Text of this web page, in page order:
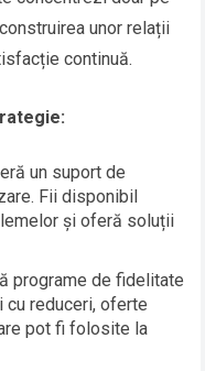
unor relații
continuă.
un suport de
Fii disponibil
și oferă soluții
programe de fidelitate
reduceri, oferte
pot fi folosite la